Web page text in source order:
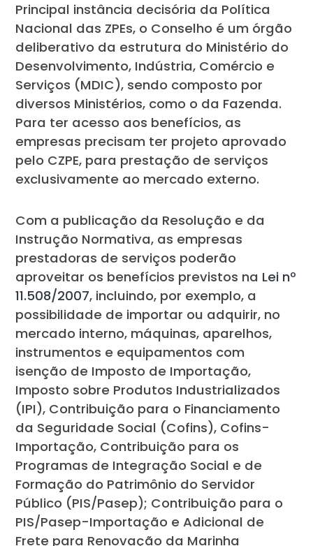
Principal instância decisória da Política
Nacional das ZPEs, o Conselho é um órgão
deliberativo da estrutura do Ministério do
Desenvolvimento, Indústria, Comércio e
Serviços (MDIC), sendo composto por
diversos Ministérios, como o da Fazenda.
Para ter acesso aos benefícios, as
empresas precisam ter projeto aprovado
pelo CZPE, para prestação de serviços
exclusivamente ao mercado externo.
Com a publicação da Resolução e da
Instrução Normativa, as empresas
prestadoras de serviços poderão
aproveitar os benefícios previstos na Lei nº
11.508/2007, incluindo, por exemplo, a
possibilidade de importar ou adquirir, no
mercado interno, máquinas, aparelhos,
instrumentos e equipamentos com
isenção de Imposto de Importação,
Imposto sobre Produtos Industrializados
(IPI), Contribuição para o Financiamento
da Seguridade Social (Cofins), Cofins-
Importação, Contribuição para os
Programas de Integração Social e de
Formação do Patrimônio do Servidor
Público (PIS/Pasep); Contribuição para o
PIS/Pasep-Importação e Adicional de
Frete para Renovação da Marinha